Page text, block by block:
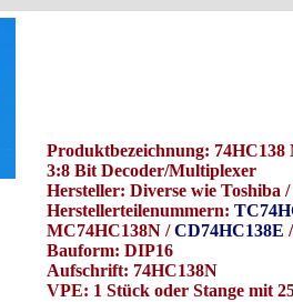
Produktbezeichnung: 74HC138
3:8 Bit Decoder/Multiplexer
Hersteller: Diverse wie Toshiba
Herstellerteilenummern:
MC74HC138N /CD74HC138E
Bauform: DIP16
Aufschrift: 74HC138N
VPE: 1 Stück oder Stange mit